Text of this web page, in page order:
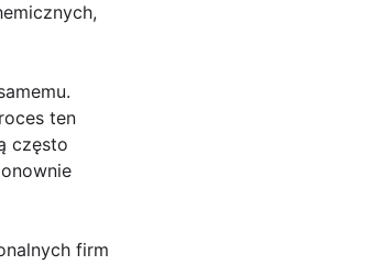
ten
często
firm